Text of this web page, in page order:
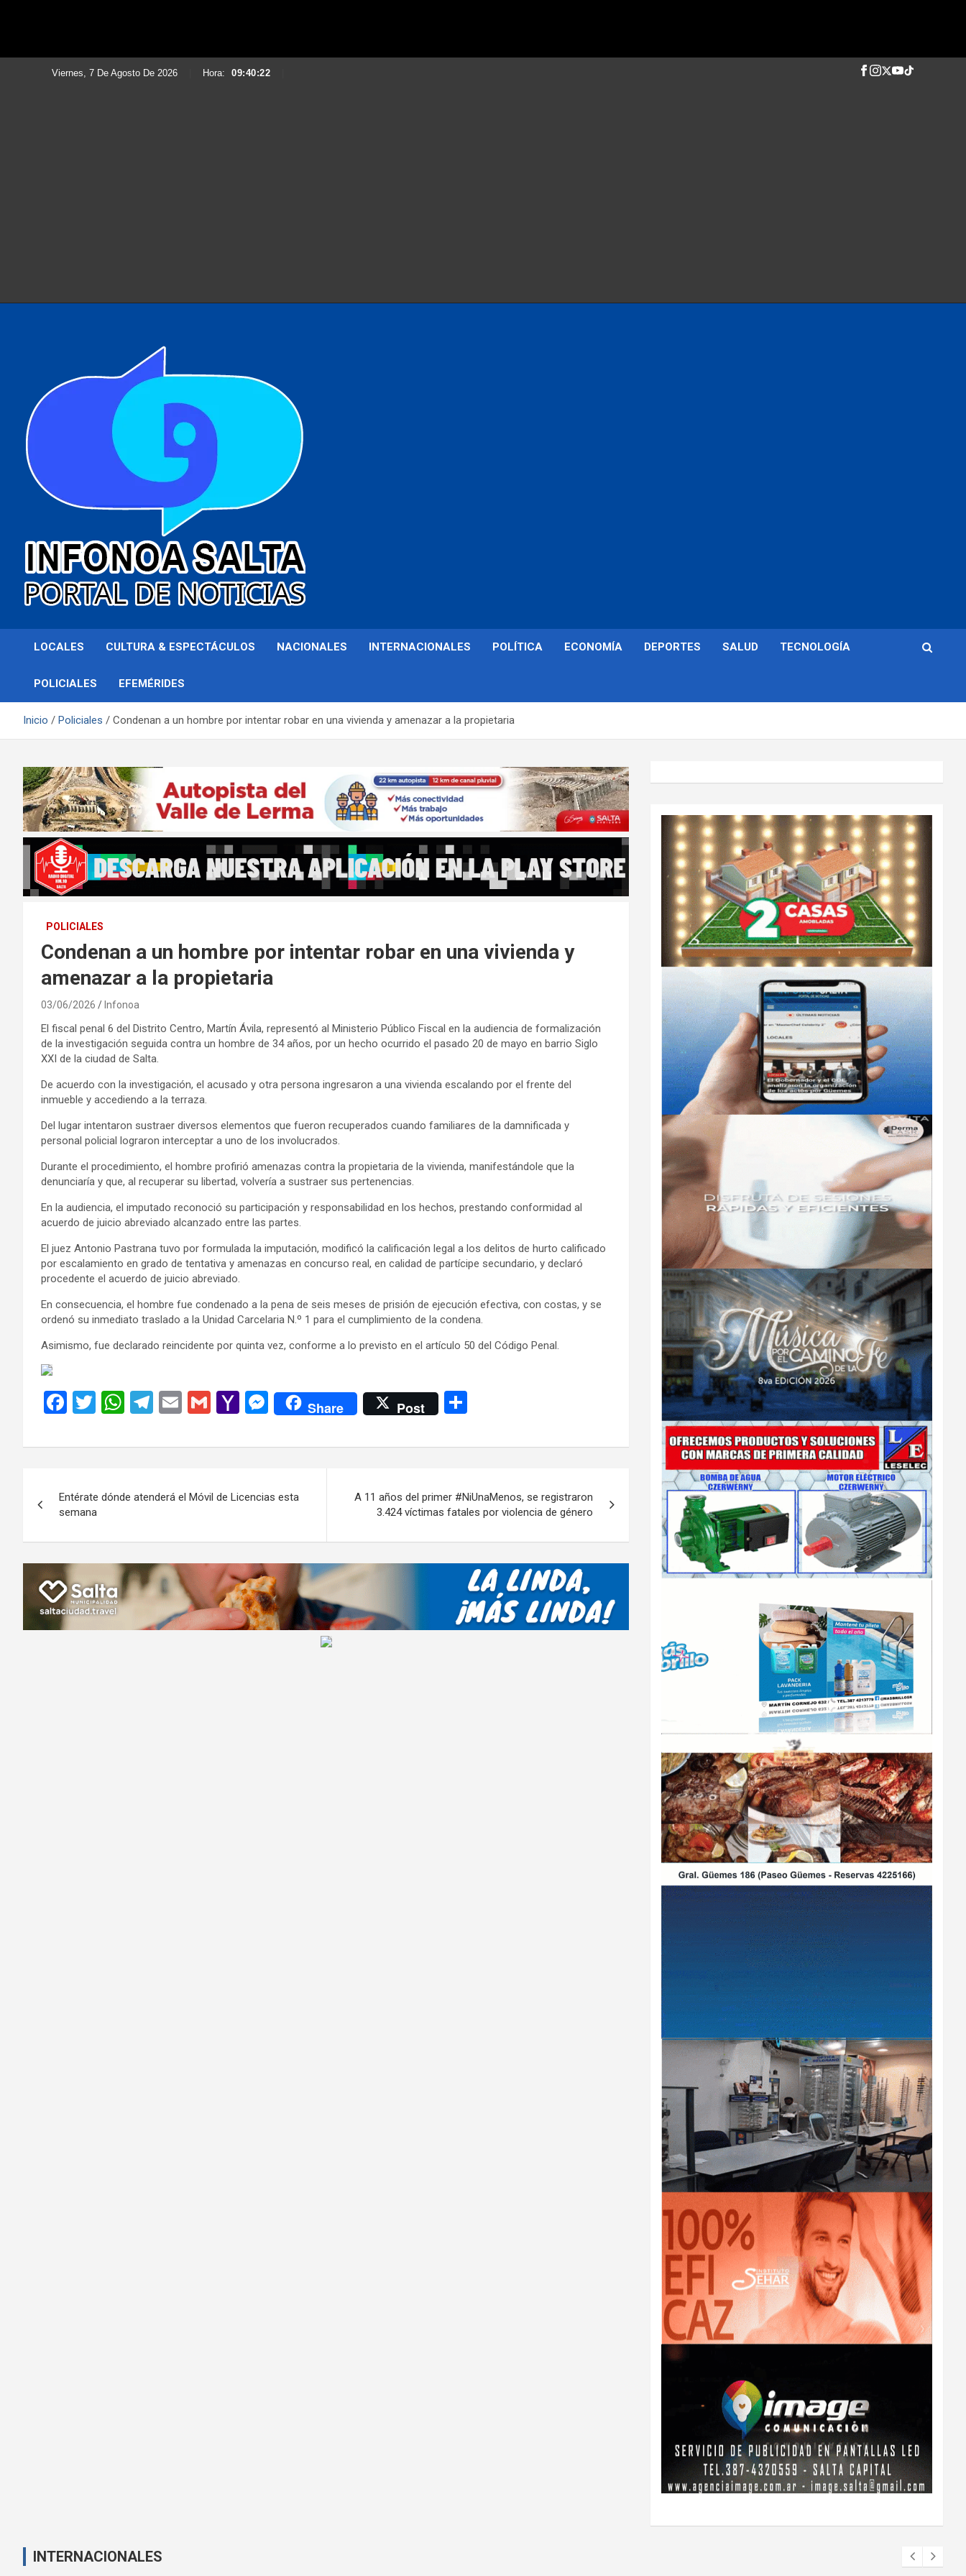
Viernes, 7 De Agosto De 2026 Hora: 09:40:24
Infonoa Salta
LOCALES CULTURA & ESPECTÁCULOS NACIONALES INTERNACIONALES POLÍTICA ECONOMÍA DEPORTES SALUD TECNOLOGÍA
POLICIALES EFEMÉRIDES
Inicio Policiales Condenan a un hombre por intentar robar en una vivienda y amenazar a la propietaria
POLICIALES
Condenan a un hombre por intentar robar en una vivienda y
amenazar a la propietaria
03/06/2026 Infonoa
El fiscal penal 6 del Distrito Centro, Martín Ávila, representó al Ministerio Público Fiscal en la audiencia de formalización
de la investigación seguida contra un hombre de 34 años, por un hecho ocurrido el pasado 20 de mayo en barrio Siglo
XXI de la ciudad de Salta.
De acuerdo con la investigación, el acusado y otra persona ingresaron a una vivienda escalando por el frente del
inmueble y accediendo a la terraza.
Del lugar intentaron sustraer diversos elementos que fueron recuperados cuando familiares de la damnificada y
personal policial lograron interceptar a uno de los involucrados.
Durante el procedimiento, el hombre profirió amenazas contra la propietaria de la vivienda, manifestándole que la
denunciaría y que, al recuperar su libertad, volvería a sustraer sus pertenencias.
En la audiencia, el imputado reconoció su participación y responsabilidad en los hechos, prestando conformidad al
acuerdo de juicio abreviado alcanzado entre las partes.
El juez Antonio Pastrana tuvo por formulada la imputación, modificó la calificación legal a los delitos de hurto calificado
por escalamiento en grado de tentativa y amenazas en concurso real, en calidad de partícipe secundario, y declaró
procedente el acuerdo de juicio abreviado.
En consecuencia, el hombre fue condenado a la pena de seis meses de prisión de ejecución efectiva, con costas, y se
ordenó su inmediato traslado a la Unidad Carcelaria N.º 1 para el cumplimiento de la condena.
Asimismo, fue declarado reincidente por quinta vez, conforme a lo previsto en el artículo 50 del Código Penal.
F
ce
o
o
k
T
tt
W
at
A
p
T
e
a
E
ail
G
ail
Y
h
o
ail
M
se
g
Share Post
m
ar
tir
de
entradas
Entérate dónde atenderá el Móvil de Licencias esta
semana
A 11 años del primer #NiUnaMenos, se registraron
3.424 víctimas fatales por violencia de género
INTERNACIONALES